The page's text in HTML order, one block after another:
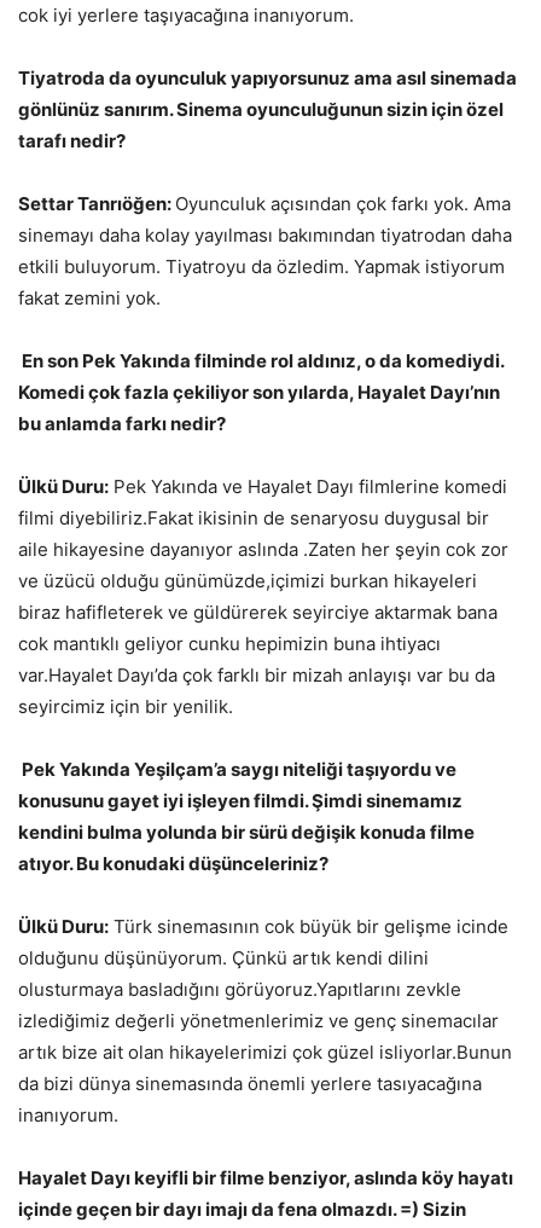
cok iyi yerlere taşıyacağına inanıyorum.
Tiyatroda da oyunculuk yapıyorsunuz ama asıl sinemada
gönlünüz sanırım. Sinema oyunculuğunun sizin için özel
tarafı nedir?
Settar Tanrıöğen: Oyunculuk açısından çok farkı yok. Ama
sinemayı daha kolay yayılması bakımından tiyatrodan daha
etkili buluyorum. Tiyatroyu da özledim. Yapmak istiyorum
fakat zemini yok.
En son Pek Yakında filminde rol aldınız, o da komediydi.
Komedi çok fazla çekiliyor son yılarda, Hayalet Dayı’nın
bu anlamda farkı nedir?
Ülkü Duru: Pek Yakında ve Hayalet Dayı filmlerine komedi
filmi diyebiliriz.Fakat ikisinin de senaryosu duygusal bir
aile hikayesine dayanıyor aslında .Zaten her şeyin cok zor
ve üzücü olduğu günümüzde,içimizi burkan hikayeleri
biraz hafifleterek ve güldürerek seyirciye aktarmak bana
cok mantıklı geliyor cunku hepimizin buna ihtiyacı
var.Hayalet Dayı’da çok farklı bir mizah anlayışı var bu da
seyircimiz için bir yenilik.
Pek Yakında Yeşilçam’a saygı niteliği taşıyordu ve
konusunu gayet iyi işleyen filmdi. Şimdi sinemamız
kendini bulma yolunda bir sürü değişik konuda filme
atıyor. Bu konudaki düşünceleriniz?
Ülkü Duru: Türk sinemasının cok büyük bir gelişme icinde
olduğunu düşünüyorum. Çünkü artık kendi dilini
olusturmaya basladığını görüyoruz.Yapıtlarını zevkle
izlediğimiz değerli yönetmenlerimiz ve genç sinemacılar
artık bize ait olan hikayelerimizi çok güzel isliyorlar.Bunun
da bizi dünya sinemasında önemli yerlere tasıyacağına
inanıyorum.
Hayalet Dayı keyifli bir filme benziyor, aslında köy hayatı
içinde geçen bir dayı imajı da fena olmazdı. =) Sizin